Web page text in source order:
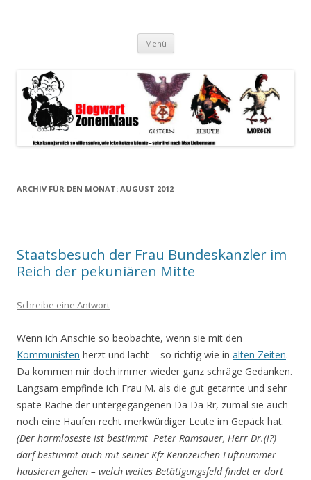
spiegeln im wesentlichen den Gesundheitszustand dieser unserer
Menü Zum
springen
ARCHIV FÜR DEN MONAT: AUGUST 2012
Staatsbesuch der Frau Bundeskanzler im
Reich der pekuniären Mitte
Schreibe eine Antwort
Wenn ich Änschie so beobachte, wenn sie mit den
Kommunisten herzt und lacht – so richtig wie in alten Zeiten.
Da kommen mir doch immer wieder ganz schräge Gedanken.
Langsam empfinde ich Frau M. als die gut getarnte und sehr
späte Rache der untergegangenen Dä Dä Rr, zumal sie auch
noch eine Haufen recht merkwürdiger Leute im Gepäck hat.
(Der harmloseste ist bestimmt Peter Ramsauer, Herr Dr.(!?)
darf bestimmt auch mit seiner Kfz-Kennzeichen Luftnummer
hausieren gehen – welch weites Betätigungsfeld findet er dort